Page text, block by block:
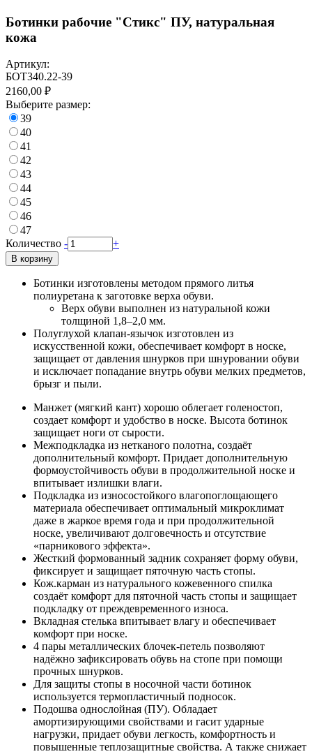
Ботинки рабочие "Стикс" ПУ, натуральная
кожа
Артикул:
БОТ340.22-39
2160,00 ₽
Выберите размер:
39
40
41
42
43
44
45
46
47
Количество - +
В корзину
Ботинки изготовлены методом прямого литья
полиуретана к заготовке верха обуви.
Верх обуви выполнен из натуральной кожи
толщиной 1,8–2,0 мм.
Полуглухой клапан-язычок изготовлен из
искусственной кожи, обеспечивает комфорт в носке,
защищает от давления шнурков при шнуровании обуви
и исключает попадание внутрь обуви мелких предметов,
брызг и пыли.
Манжет (мягкий кант) хорошо облегает голеностоп,
создает комфорт и удобство в носке. Высота ботинок
защищает ноги от сырости.
Межподкладка из нетканого полотна, создаёт
дополнительный комфорт. Придает дополнительную
формоустойчивость обуви в продолжительной носке и
впитывает излишки влаги.
Подкладка из износостойкого влагопоглощающего
материала обеспечивает оптимальный микроклимат
даже в жаркое время года и при продолжительной
носке, увеличивают долговечность и отсутствие
«парникового эффекта».
Жесткий формованный задник сохраняет форму обуви,
фиксирует и защищает пяточную часть стопы.
Кож.карман из натурального кожевенного спилка
создаёт комфорт для пяточной часть стопы и защищает
подкладку от преждевременного износа.
Вкладная стелька впитывает влагу и обеспечивает
комфорт при носке.
4 пары металлических блочек-петель позволяют
надёжно зафиксировать обувь на стопе при помощи
прочных шнурков.
Для защиты стопы в носочной части ботинок
используется термопластичный подносок.
Подошва однослойная (ПУ). Обладает
амортизирующими свойствами и гасит ударные
нагрузки, придает обуви легкость, комфортность и
повышенные теплозащитные свойства. А также снижает